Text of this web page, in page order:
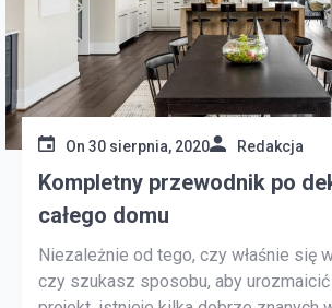
On 30 sierpnia, 2020 Redakcja
Kompletny przewodnik po
całego domu
Niezależnie od tego, czy właśnie się
czy szukasz sposobu, aby